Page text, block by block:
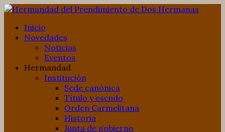
Inicio
Novedades
Noticias
Eventos
Hermandad
Institución
Sede canónica
Título y escudo
Orden Carmelitana
Historia
Junta de gobierno